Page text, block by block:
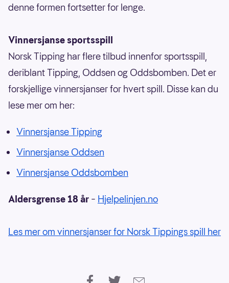
denne formen fortsetter for lenge.
Vinnersjanse sportsspill
Norsk Tipping har flere tilbud innenfor sportsspill,
deriblant Tipping, Oddsen og Oddsbomben. Det er
forskjellige vinnersjanser for hvert spill. Disse kan du
lese mer om her:
Vinnersjanse Tipping
Vinnersjanse Oddsen
Vinnersjanse Oddsbomben
Aldersgrense 18 år – Hjelpelinjen.no
Les mer om vinnersjanser for Norsk Tippings spill her